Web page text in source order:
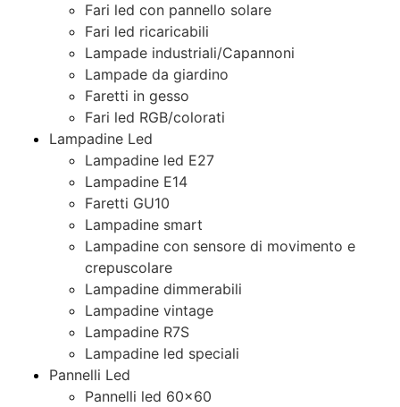
Fari led con pannello solare
Fari led ricaricabili
Lampade industriali/Capannoni
Lampade da giardino
Faretti in gesso
Fari led RGB/colorati
Lampadine Led
Lampadine led E27
Lampadine E14
Faretti GU10
Lampadine smart
Lampadine con sensore di movimento e
crepuscolare
Lampadine dimmerabili
Lampadine vintage
Lampadine R7S
Lampadine led speciali
Pannelli Led
Pannelli led 60×60